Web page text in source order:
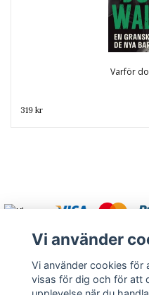
Varför
319 kr
Varmt
Vi använder
Vi använder cookies för
visas för dig och för att